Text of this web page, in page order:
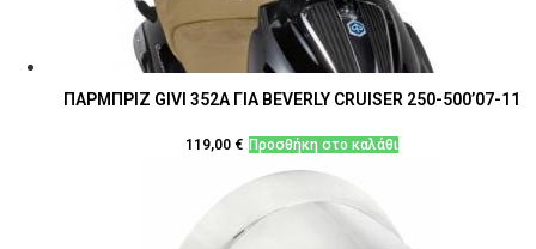
ΠΑΡΜΠΡΙΖ GIVI 352Α ΓΙΑ BEVERLY CRUISER 250-500’07-11
119,00 € Προσθήκη στο καλάθι